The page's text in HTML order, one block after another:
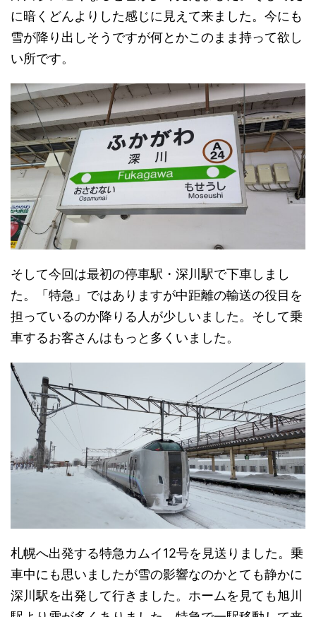
に暗くどんよりした感じに見えて来ました。今にも
雪が降り出しそうですが何とかこのまま持って欲し
い所です。
そして今回は最初の停車駅・深川駅で下車しまし
た。「特急」ではありますが中距離の輸送の役目を
担っているのか降りる人が少しいました。そして乗
車するお客さんはもっと多くいました。
札幌へ出発する特急カムイ12号を見送りました。乗
車中にも思いましたが雪の影響なのかとても静かに
深川駅を出発して行きました。ホームを見ても旭川